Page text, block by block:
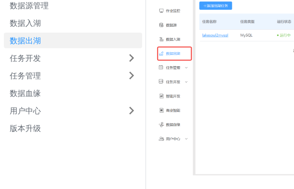
数据源管理
数据入湖
数据出湖
任务开发
任务管理
数据血缘
用户中心
版本升级